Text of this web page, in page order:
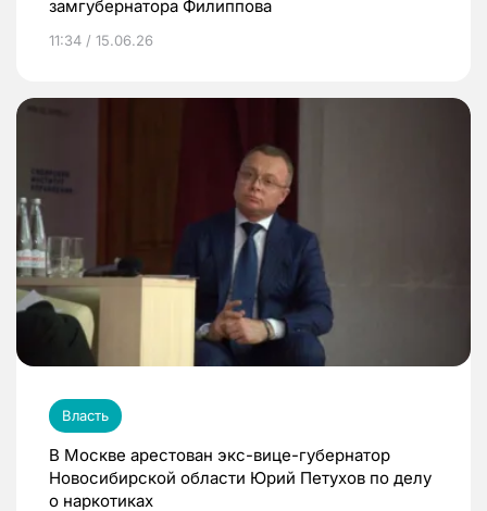
замгубернатора Филиппова
11:34 / 15.06.26
Власть
В Москве арестован экс-вице-губернатор
Новосибирской области Юрий Петухов по делу
о наркотиках